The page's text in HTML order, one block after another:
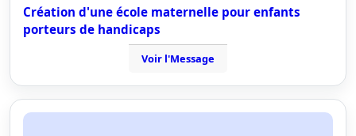
Création d'une école maternelle pour enfants
porteurs de handicaps
Voir l'Message